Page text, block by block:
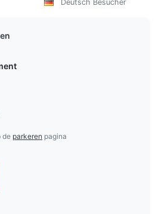
Deutsch Besucher
de parkeren pagina